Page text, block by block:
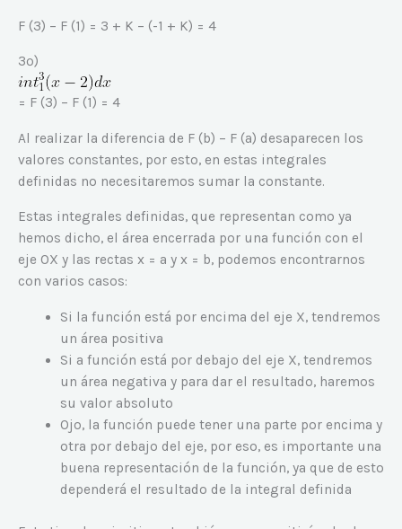
F (3) – F (1) = 3 + K – (-1 + K) = 4
3º)
= F (3) – F (1) = 4
Al realizar la diferencia de F (b) – F (a) desaparecen los
valores constantes, por esto, en estas integrales
definidas no necesitaremos sumar la constante.
Estas integrales definidas, que representan como ya
hemos dicho, el área encerrada por una función con el
eje OX y las rectas x = a y x = b, podemos encontrarnos
con varios casos:
Si la función está por encima del eje X, tendremos
un área positiva
Si a función está por debajo del eje X, tendremos
un área negativa y para dar el resultado, haremos
su valor absoluto
Ojo, la función puede tener una parte por encima y
otra por debajo del eje, por eso, es importante una
buena representación de la función, ya que de esto
dependerá el resultado de la integral definida